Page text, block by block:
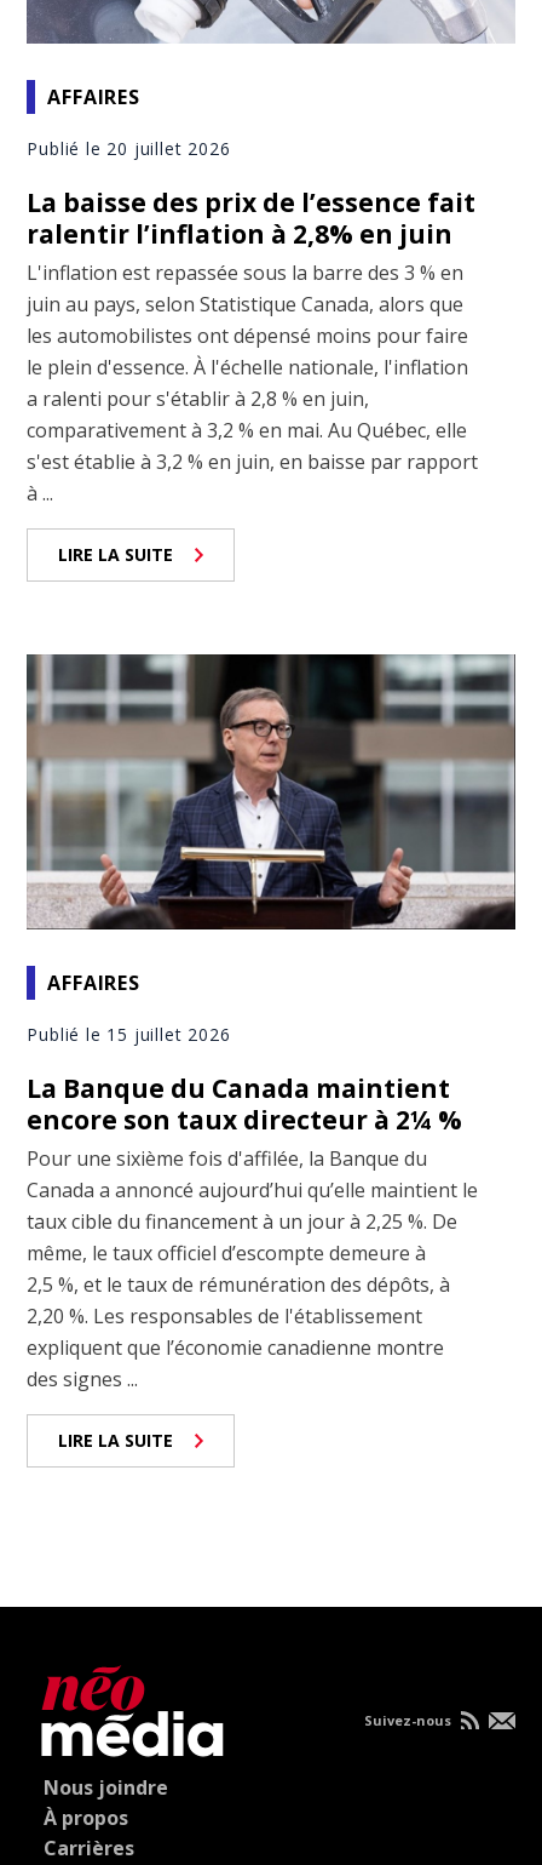
AFFAIRES
Publié le 20 juillet 2026
La baisse des prix de l’essence fait
ralentir l’inflation à 2,8% en juin
L'inflation est repassée sous la barre des 3 % en
juin au pays, selon Statistique Canada, alors que
les automobilistes ont dépensé moins pour faire
le plein d'essence. À l'échelle nationale, l'inflation
a ralenti pour s'établir à 2,8 % en juin,
comparativement à 3,2 % en mai. Au Québec, elle
s'est établie à 3,2 % en juin, en baisse par rapport
à ...
LIRE LA SUITE
AFFAIRES
Publié le 15 juillet 2026
La Banque du Canada maintient
encore son taux directeur à 2¼ %
Pour une sixième fois d'affilée, la Banque du
Canada a annoncé aujourd’hui qu’elle maintient le
taux cible du financement à un jour à 2,25 %. De
même, le taux officiel d’escompte demeure à
2,5 %, et le taux de rémunération des dépôts, à
2,20 %. Les responsables de l'établissement
expliquent que l’économie canadienne montre
des signes ...
LIRE LA SUITE
Nous joindre
À propos
Carrières
Suivez-nous